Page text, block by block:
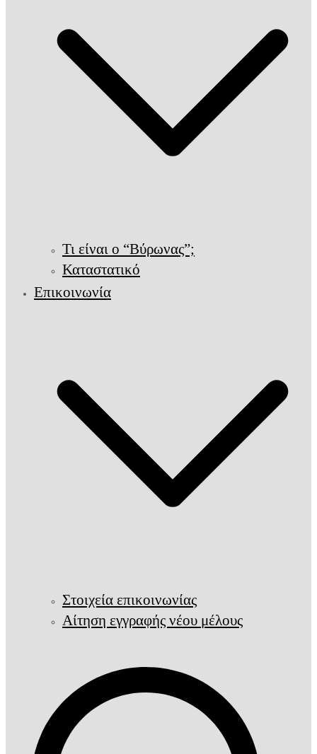
Τι είναι ο “Βύρωνας”;
Καταστατικό
Επικοινωνία
Στοιχεία επικοινωνίας
Αίτηση εγγραφής νέου μέλους